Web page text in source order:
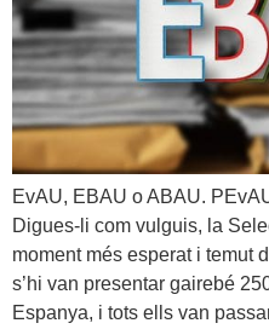
EvAU, EBAU o ABAU.
Digues-li com vulguis, la
moment més esperat i temut
s’hi van presentar gairebé
Espanya, i tots ells van